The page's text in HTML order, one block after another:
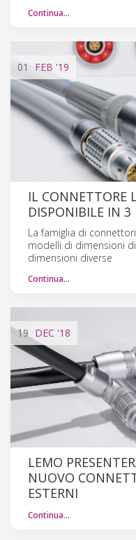
Continua…
01 FEB '19
IL CONNETTORE
DISPONIBILE IN 3
La famiglia di
modelli di dimensioni
dimensioni diverse
Continua…
19 DEC '18
LEMO
NUOVO
ESTERNI
Continua…